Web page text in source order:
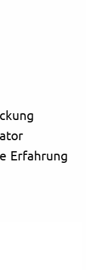
Erfahrung